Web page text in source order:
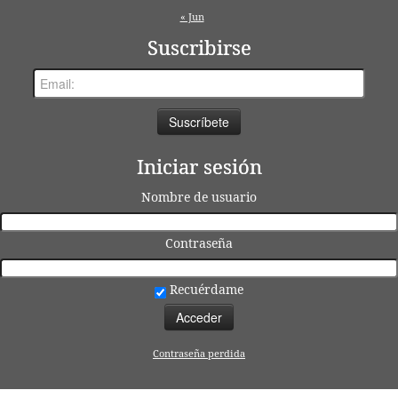
« Jun
Suscribirse
Iniciar sesión
Nombre de usuario
Contraseña
Recuérdame
Contraseña perdida